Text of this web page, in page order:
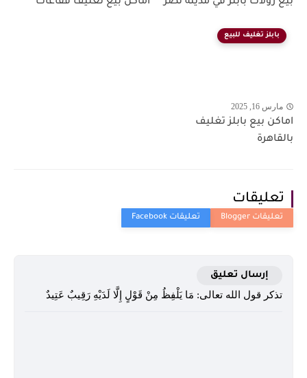
بابلز تغليف للبيع
مارس 16, 2025
اماكن بيع بابلز تغليف
بالقاهرة
تعليقات
إرسال تعليق
تذكر قول الله تعالى: مَا يَلْفِظُ مِنْ قَوْلٍ إِلَّا لَدَيْهِ رَقِيبٌ عَتِيدٌ